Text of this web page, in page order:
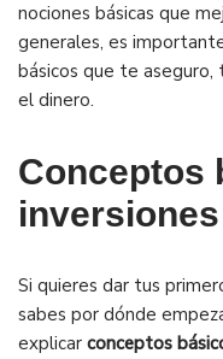
nociones básicas que
generales, es
básicos que te aseguro,
el dinero.
Conceptos
inversiones
Si quieres dar tus
sabes por dónde
explicar conceptos